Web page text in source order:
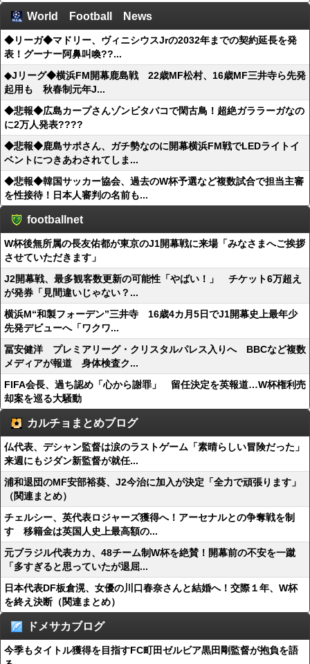
World Football News
◆リーガ◆マドリー、ヴィニシウスJrの2032年までの契約延長を発
表！グーナー阿鼻叫喚??...
◆Jリーグ◆横浜FM開幕鹿島戦 22歳MF松村、16歳MF三井寺ら先発
起用も 秋春制元年J...
◆悲報◆広島カープさんゾンビタバコで閑古鳥！超絶ガララーガなの
に2万人発表????
◆悲報◆鹿島サポさん、ガチ勢なのに開幕横浜FM戦でLEDライトイ
ベントにつきあわされてしま...
◆悲報◆韓国サッカー協会、過去のW杯予選など複数試合で担当主審
を性接待！日本人審判の名前も...
footballnet
W杯後無所属の長友佑都が東京のJ1開幕戦に来場「みなさまへご挨拶
させていただきます」
J2開幕戦、最多観客数更新の可能性「やばい！」 チケット6万超え
が発券「見間違いじゃない？...
横浜M“和製フォーデン”三井寺 16歳4カ月5日でJ1開幕史上最年少
先発デビューへ「ワクワ...
冨安健洋 プレミアリーグ・クリスタルパレス入りへ BBCなど複数
メディアが報道 身体検査ク...
FIFA会長、過ち認め「心から謝罪」 留任決定を英報道…W杯権利売
却案を巡る大騒動
カルチョまとめブログ
仏代表、デシャン監督は涙のラストゲーム「素晴らしい冒険だった」
来週にもジダン新監督が就任...
浦和退団のMF安部裕葵、J2今治に加入が決定「全力で頑張ります」
（関連まとめ）
チェルシー、英代表ロジャーズ獲得へ！アーセナルとの争奪戦を制
す 移籍金は英国人史上最高額の...
元ブラジル代表カカ、48チーム制W杯を絶賛！開幕前の不安を一蹴
「多すぎると思っていたが退屈...
日本代表DF板倉滉、女優の川口春奈さんと結婚へ！交際１年、W杯
を終え決断（関連まとめ）
ドメサカブログ
今季もタイトル獲得を目指すFC町田ゼルビア黒田剛監督が抱負を語